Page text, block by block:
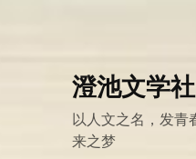
澄池文学社
以人文之名，发青
来之梦